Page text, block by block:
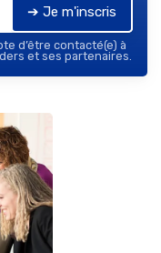
➔ Je m'inscris
d’être contacté(e) à
et ses partenaires.